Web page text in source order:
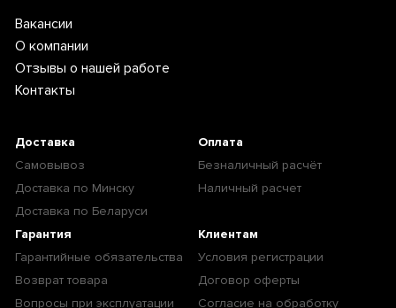
Вакансии
О компании
Отзывы о нашей работе
Контакты
Доставка
Самовывоз
Доставка по Минску
Доставка по Беларуси
Оплата
Безналичный расчёт
Наличный расчет
Гарантия
Гарантийные обязательства
Возврат товара
Вопросы при эксплуатации
Клиентам
Условия регистрации
Договор оферты
Согласие на обработку